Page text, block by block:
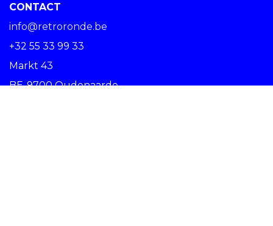
CONTACT
info@retroronde.be
+32 55 33 99 33
Markt 43
BE-9700 Oudenaarde